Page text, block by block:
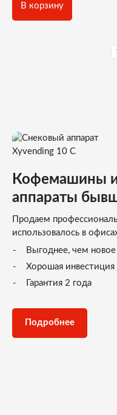
В корзину
Кофемашины
аппараты
Продаем
использовалось в
Выгоднее, чем
Хорошая инвестиция
Гарантия 2 года
Подробнее